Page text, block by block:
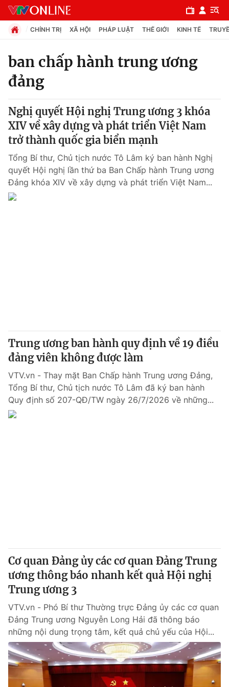
Chuyên mục
Chính trị
Xã hội
Pháp luật
Y tế
Phim VTV
Hậu trường
Nhân vật
Khán giả
Giải sao mai
Giải trí
Điện ảnh
Âm nhạc
Sao
Đời sống
Du lịch
Làm đẹp
Giáo dục
Tuyển sinh
Photo Infographic
Video Shorts video
VTV Money VTV Thể thao
VTV Sức khoẻ Bất động sản
CHÍNH TRỊ XÃ HỘI PHÁP LUẬT THẾ GIỚI KINH TẾ
ban chấp hành trung ương
đảng
Nghị quyết Hội nghị Trung ương 3 khóa
XIV về xây dựng và phát triển Việt Nam
trở thành quốc gia biển mạnh
Tổng Bí thư, Chủ tịch nước Tô Lâm ký ban hành Nghị
quyết Hội nghị lần thứ ba Ban Chấp hành Trung ương
Đảng khóa XIV về xây dựng và phát triển Việt Nam...
Trung ương ban hành quy định về 19 điều
đảng viên không được làm
VTV.vn - Thay mặt Ban Chấp hành Trung ương Đảng,
Tổng Bí thư, Chủ tịch nước Tô Lâm đã ký ban hành
Quy định số 207-QĐ/TW ngày 26/7/2026 về những...
Cơ quan Đảng ủy các cơ quan Đảng Trung
ương thông báo nhanh kết quả Hội nghị
Trung ương 3
VTV.vn - Phó Bí thư Thường trực Đảng ủy các cơ quan
Đảng Trung ương Nguyễn Long Hải đã thông báo
những nội dung trọng tâm, kết quả chủ yếu của Hội...